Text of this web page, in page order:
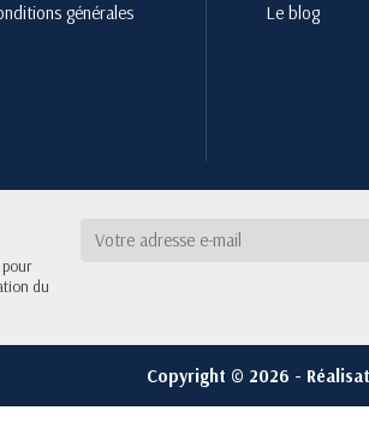
générales
Le blog
du
Copyright © 2026 -